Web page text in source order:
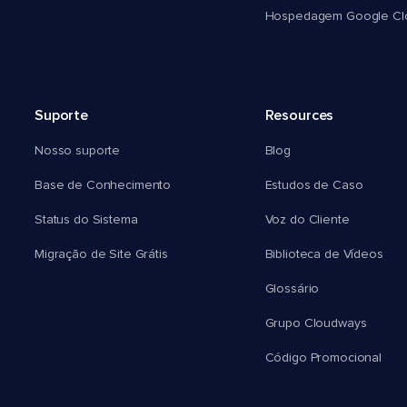
Hospedagem Google
Suporte
Nosso suporte
Base de Conhecimento
Status do Sistema
Migração de Site Grátis
Resources
Blog
Estudos de Caso
Voz do Cliente
Biblioteca de Vídeos
Glossário
Grupo Cloudways
Código Promocional